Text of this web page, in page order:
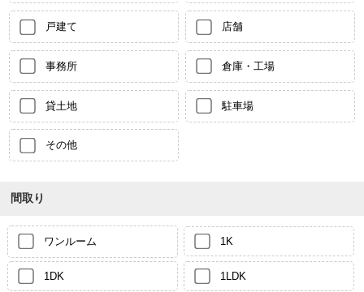
戸建て 店舗
事務所 倉庫・工場
貸土地 駐車場
その他
間取り
ワンルーム 1K
1DK 1LDK